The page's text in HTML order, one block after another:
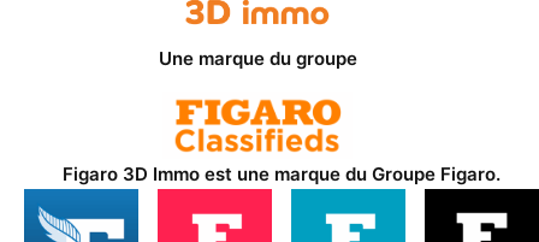
Une marque du groupe
Figaro 3D Immo est une marque du Groupe Figaro.